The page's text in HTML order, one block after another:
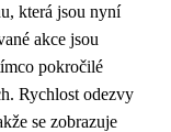
která jsou nyní
akce jsou
pokročilé
Rychlost odezvy
se zobrazuje